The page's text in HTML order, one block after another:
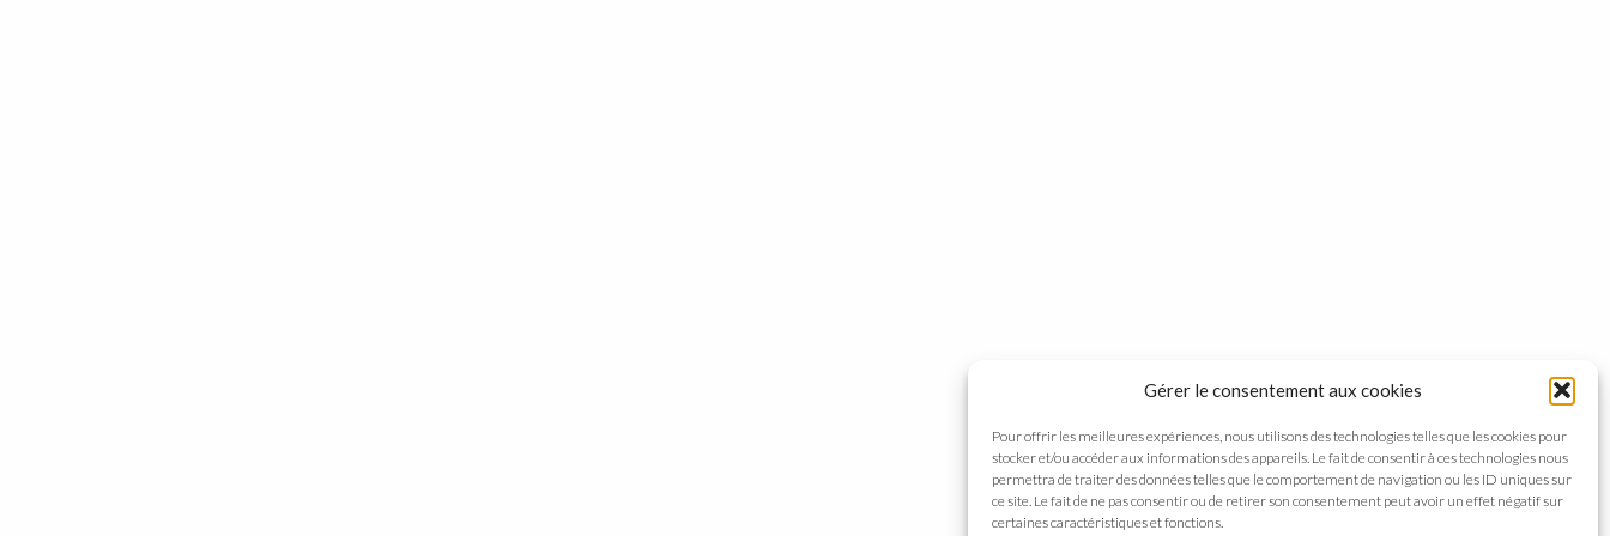
Gérer le consentement aux cookies
Pour offrir les meilleures expériences, nous utilisons des technologies telles que les cookies pour
stocker et/ou accéder aux informations des appareils. Le fait de consentir à ces technologies nous
permettra de traiter des données telles que le comportement de navigation ou les ID uniques sur
ce site. Le fait de ne pas consentir ou de retirer son consentement peut avoir un effet négatif sur
certaines caractéristiques et fonctions.